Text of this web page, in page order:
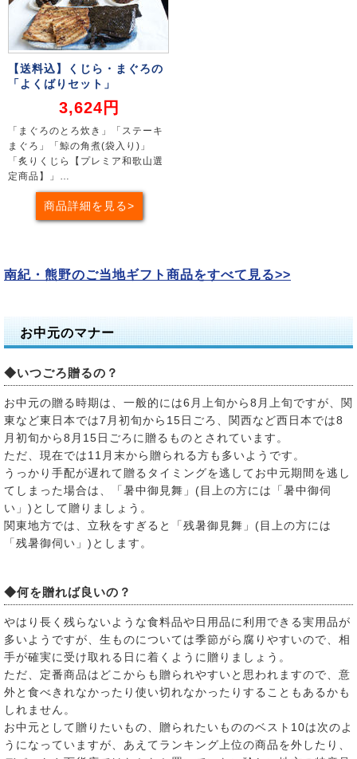
【送料込】くじら・まぐろの
「よくばりセット」
3,624円
「まぐろのとろ炊き」「ステーキ
まぐろ」「鯨の角煮(袋入り)」
「炙りくじら【プレミア和歌山選
定商品】」…
商品詳細を見る
南紀・熊野のご当地ギフト商品をすべて見る>>
お中元のマナー
◆いつごろ贈るの？
お中元の贈る時期は、一般的には6月上旬から8月上旬ですが、関
東など東日本では7月初旬から15日ごろ、関西など西日本では8
月初旬から8月15日ごろに贈るものとされています。
ただ、現在では11月末から贈られる方も多いようです。
うっかり手配が遅れて贈るタイミングを逃してお中元期間を逃し
てしまった場合は、「暑中御見舞」(目上の方には「暑中御伺
い」)として贈りましょう。
関東地方では、立秋をすぎると「残暑御見舞」(目上の方には
「残暑御伺い」)とします。
◆何を贈れば良いの？
やはり長く残らないような食料品や日用品に利用できる実用品が
多いようですが、生ものについては季節がら腐りやすいので、相
手が確実に受け取れる日に着くように贈りましょう。
ただ、定番商品はどこからも贈られやすいと思われますので、意
外と食べきれなかったり使い切れなかったりすることもあるかも
しれません。
お中元として贈りたいもの、贈られたいもののベスト10は次のよ
うになっていますが、あえてランキング上位の商品を外したり、